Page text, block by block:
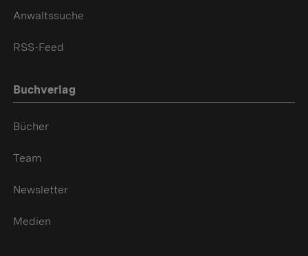
Anwaltssuche
RSS-Feed
Buchverlag
Bücher
Team
Newsletter
Medien